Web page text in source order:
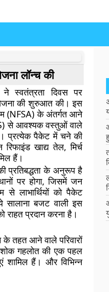
लॉन्च की
स्वतंत्रता दिवस पर
की शुरुआत की। इस
(NFSA) के अंतर्गत आने
से आवश्यक वस्तुओं वाले
प्रत्येक पैकेट में चने की
खाद्य तेल, मिर्च
हैं।
प्रतिबद्धता के अनुरूप है
पर होगा, जिसमें जन
से लाभार्थियों को पैकेट
बजट वाली इस
राहत प्रदान करना है।
के तहत आने वाले परिवारों
गहलोत की एक पहल
हैं। और विभिन्न